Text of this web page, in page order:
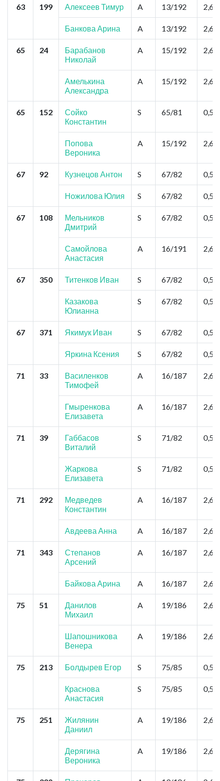
63 199 Алексеев Тимур A 13/192 2,6
Банкова Арина A 13/192 2,6
65 24
Барабанов
Николай
A 15/192 2,6
Амелькина
Александра
A 15/192 2,6
65 152
Сойко
Константин
S 65/81 0,52
Попова
Вероника
A 15/192 2,6
67 92 Кузнецов Антон S 67/82 0,52
Ножилова Юлия S 67/82 0,52
67 108
Мельников
Дмитрий
S 67/82 0,52
Самойлова
Анастасия
A 16/191 2,6
67 350 Титенков Иван S 67/82 0,52
Казакова
Юлианна
S 67/82 0,52
67 371 Якимук Иван S 67/82 0,52
Яркина Ксения S 67/82 0,52
71 33
Василенков
Тимофей
A 16/187 2,6
Гмыренкова
Елизавета
A 16/187 2,6
71 39
Габбасов
Виталий
S 71/82 0,52
Жаркова
Елизавета
S 71/82 0,52
71 292
Медведев
Константин
A 16/187 2,6
Авдеева Анна A 16/187 2,6
71 343
Степанов
Арсений
A 16/187 2,6
Байкова Арина A 16/187 2,6
75 51
Данилов
Михаил
A 19/186 2,6
Шапошникова
Венера
A 19/186 2,6
75 213 Болдырев Егор S 75/85 0,52
Краснова
Анастасия
S 75/85 0,52
75 251
Жилянин
Даниил
A 19/186 2,6
Дерягина
Вероника
A 19/186 2,6